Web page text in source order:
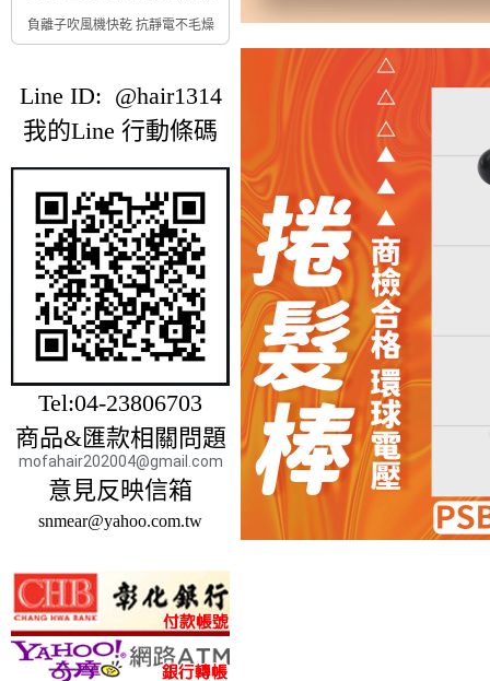
負離子吹風機快乾 抗靜電不毛燥
Line ID: @hair1314
我的Line 行動條碼
Tel:04-23806703
商品&匯款相關問題
mofahair202004@gmail.com
意見反映信箱
snmear@yahoo.com.tw